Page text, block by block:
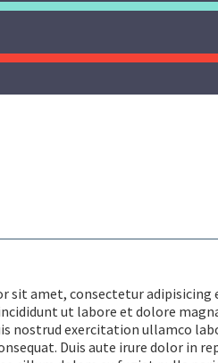
sit amet, consectetur adipisicing
ut labore et dolore
nostrud exercitation ullamco
Duis aute irure dolor in